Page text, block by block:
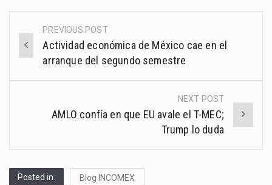
Post
navigation
PREVIOUS POST
Actividad económica de México cae en el
arranque del segundo semestre
NEXT POST
AMLO confía en que EU avale el T-MEC;
Trump lo duda
Posted in: Blog INCOMEX